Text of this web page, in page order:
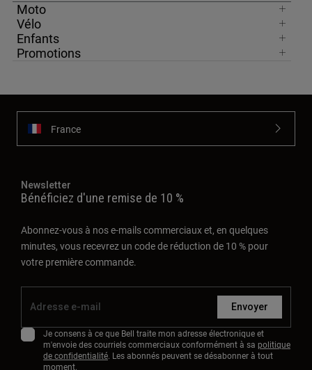
Moto
Vélo
Enfants
Promotions
France
Newsletter
Bénéficiez d'une remise de 10 %
Abonnez-vous à nos e-mails commerciaux et, en quelques
minutes, vous recevrez un code de réduction de 10 % pour
votre première commande.
Envoyer
Je consens à ce que Bell traite mon adresse électronique et
m'envoie des courriels commerciaux conformément à sa politique
de confidentialité. Les abonnés peuvent se désabonner à tout
moment.